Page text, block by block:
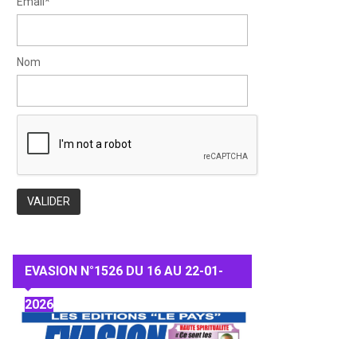
Nom
EVASION N°1526 DU 16 AU 22-01-
2026